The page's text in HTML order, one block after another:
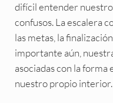
difícil entender
confusos. La escalera
las metas, la
importante aún,
asociadas con la forma
nuestro propio interior.